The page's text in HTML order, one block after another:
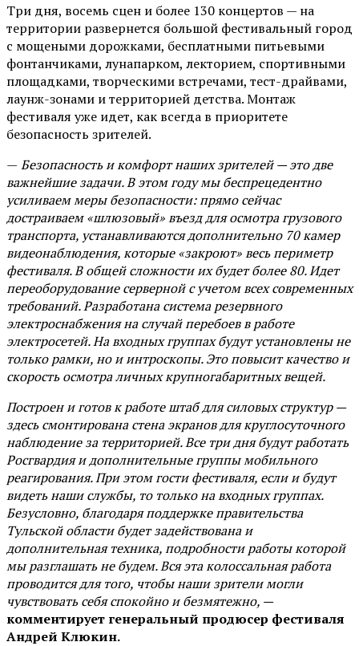
Три дня, восемь сцен и более 130 концертов — на
территории развернется большой фестивальный город
с мощеными дорожками, бесплатными питьевыми
фонтанчиками, лунапарком, лекторием, спортивными
площадками, творческими встречами, тест-драйвами,
лаунж-зонами и территорией детства. Монтаж
фестиваля уже идет, как всегда в приоритете
безопасность зрителей.
— Безопасность и комфорт наших зрителей — это две
важнейшие задачи. В этом году мы беспрецедентно
усиливаем меры безопасности: прямо сейчас
достраиваем «шлюзовый» въезд для осмотра грузового
транспорта, устанавливаются дополнительно 70 камер
видеонаблюдения, которые «закроют» весь периметр
фестиваля. В общей сложности их будет более 80. Идет
переоборудование серверной с учетом всех современных
требований. Разработана система резервного
электроснабжения на случай перебоев в работе
электросетей. На входных группах будут установлены не
только рамки, но и интроскопы. Это повысит качество и
скорость осмотра личных крупногабаритных вещей.
Построен и готов к работе штаб для силовых структур —
здесь смонтирована стена экранов для круглосуточного
наблюдение за территорией. Все три дня будут работать
Росгвардия и дополнительные группы мобильного
реагирования. При этом гости фестиваля, если и будут
видеть наши службы, то только на входных группах.
Безусловно, благодаря поддержке правительства
Тульской области будет задействована и
дополнительная техника, подробности работы которой
мы разглашать не будем. Вся эта колоссальная работа
проводится для того, чтобы наши зрители могли
чувствовать себя спокойно и безмятежно, —
комментирует генеральный продюсер фестиваля
Андрей Клюкин.